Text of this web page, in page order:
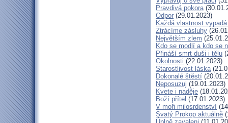
Pravdivá pokora
Odpor (29.01.2023)
Každá vlastnost
Ztrácíme zásluhy
Největším zlem
Kdo se modlí a kdo se
Přináší smrt duši i tělu
Okolnosti (22.01.2023)
Starostlivost láska
Dokonalé štěstí
Neposuzuj (19.01.2023)
Kvete i naděje
Boží přítel (17.01.2023)
V moři milosrdenství
Svatý Prokop aktuálně